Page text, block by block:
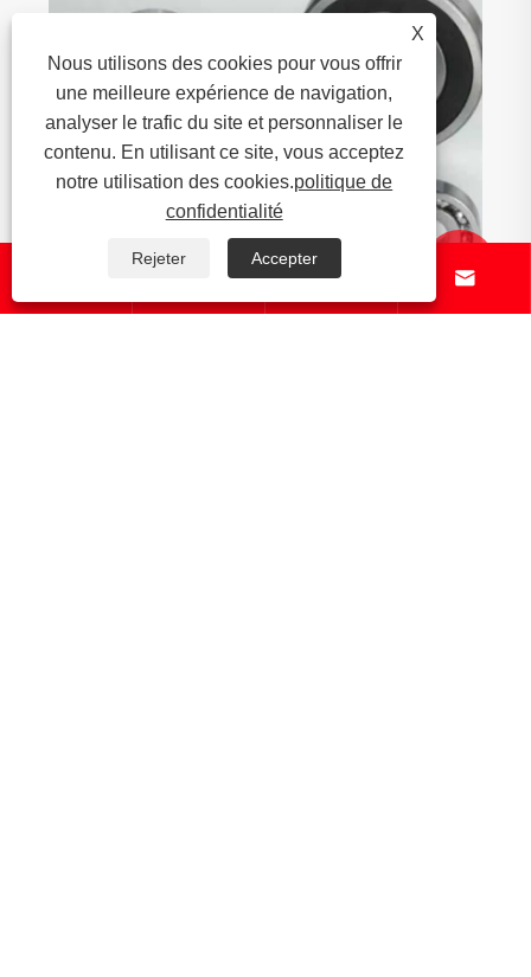
 
X
Nous utilisons des cookies pour vous offrir
une meilleure expérience de navigation,
analyser le trafic du site et personnaliser le
contenu. En utilisant ce site, vous acceptez
notre utilisation des cookies.politique de
confidentialité
Rejeter Accepter